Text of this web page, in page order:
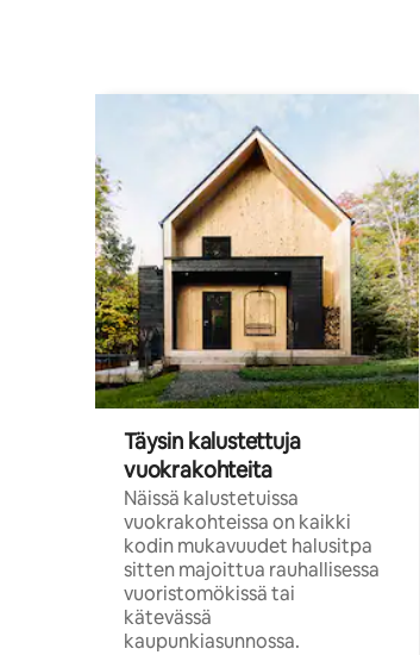
Täysin kalustettuja
vuokrakohteita
Näissä kalustetuissa
vuokrakohteissa on kaikki
kodin mukavuudet halusitpa
sitten majoittua rauhallisessa
vuoristomökissä tai
kätevässä
kaupunkiasunnossa.